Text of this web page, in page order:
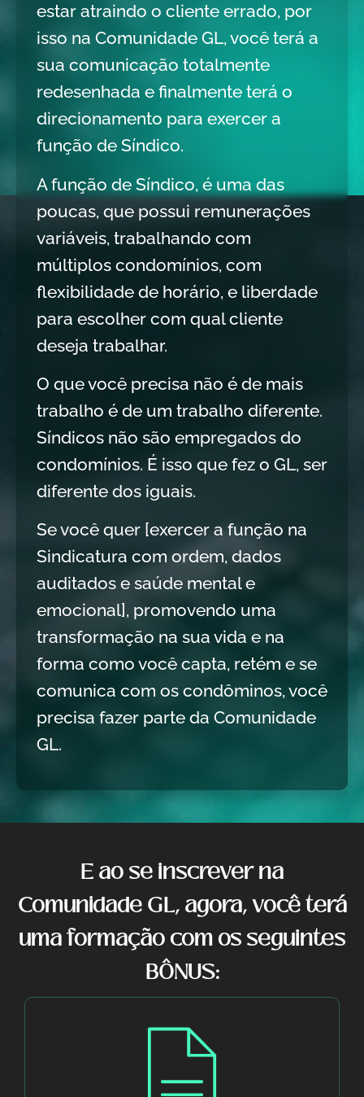
estar atraindo o cliente errado, por
isso na Comunidade GL, você terá a
sua comunicação totalmente
redesenhada e finalmente terá o
direcionamento para exercer a
função de Síndico.
A função de Síndico, é uma das
poucas, que possui remunerações
variáveis, trabalhando com
múltiplos condomínios, com
flexibilidade de horário, e liberdade
para escolher com qual cliente
deseja trabalhar.
O que você precisa não é de mais
trabalho é de um trabalho diferente.
Síndicos não são empregados do
condomínios. É isso que fez o GL, ser
diferente dos iguais.
Se você quer [exercer a função na
Sindicatura com ordem, dados
auditados e saúde mental e
emocional], promovendo uma
transformação na sua vida e na
forma como você capta, retém e se
comunica com os condôminos, você
precisa fazer parte da Comunidade
GL.
E ao se inscrever na
Comunidade GL, agora, você terá
uma formação com os seguintes
BÔNUS: